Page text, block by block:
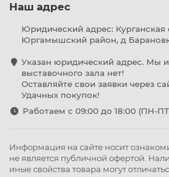
Наш адрес
Юридический адрес: Курганская
Юргамышский район, д
Указан юридический адрес. Мы
выставочного зала нет!
Оставляйте свои заявки через
Удачных покупок!
Работаем с 09:00 до 18:00 (ПН-
Информация на сайте носит
не является публичной офертой.
иные свойства товара могут